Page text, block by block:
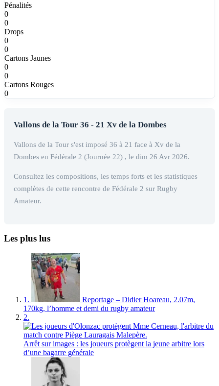
Pénalités
0
0
Drops
0
0
Cartons Jaunes
0
0
Cartons Rouges
0
Vallons de la Tour 36 - 21 Xv de la Dombes
Vallons de la Tour s'est imposé 36 à 21 face à Xv de la
Dombes en Fédérale 2 (Journée 22) , le dim 26 Avr 2026.
Consultez les compositions, les temps forts et les statistiques
complètes de cette rencontre de Fédérale 2 sur Rugby
Amateur.
Les plus lus
1.
Reportage – Didier Hoareau, 2.07m,
170kg, l’homme et demi du rugby amateur
2.
Arrêt sur images : les joueurs protègent la jeune arbitre lors
d’une bagarre générale